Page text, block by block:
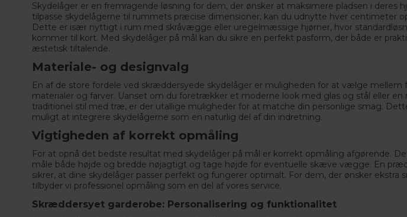
Skydelåger er en fremragende løsning for dem, der ønsker at maksimere pladsen i deres
tilpasse skydelågerne til rummets præcise dimensioner, kan du udnytte hver centimeter
Dette er især nyttigt i rum med skråvægge eller uregelmæssige hjørner, hvor
kommer til kort. Med skydelåger på mål kan du sikre en perfekt pasform, der både er
æstetisk tiltalende.
Materiale- og designvalg
En af de store fordele ved skræddersyede skydelåger er muligheden for at vælge mellem
materialer og farver. Uanset om du foretrækker et moderne look med glas og stål eller en
traditionel stil med træ, er der utallige muligheder for at matche din personlige smag.
muligt at integrere skydelågerne som en naturlig del af din indretning.
Vigtigheden af korrekt opmåling
For at opnå det bedste resultat med skydelåger på mål er korrekt opmåling afgørende.
måle både højde og bredde nøjagtigt og tage højde for eventuelle skæve vægge. En
sikrer, at dine skydelåger passer perfekt og fungerer optimalt. For dem, der ønsker ekstra
tilbyder vi professionel opmåling som en del af vores service.
Skræddersyet garderobe: Personalisering og funktionalitet